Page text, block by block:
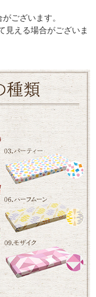
ございます。
見える場合がございま